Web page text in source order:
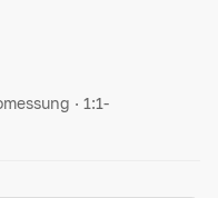
· 1:1-